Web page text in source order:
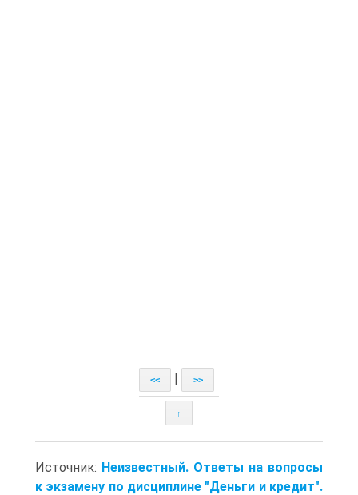
<< >>
↑
Источник: Неизвестный. Ответы на вопросы
к экзамену по дисциплине "Деньги и кредит".